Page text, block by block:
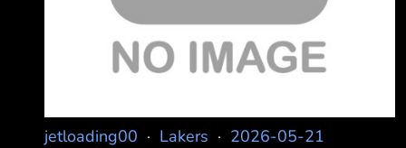
Friedman 身邊人士透露，他的最愛其實是籃球，
所以對於籃球有很多熱情可以發 揮。 -Aus
jetloading00 · Lakers · 2026-05-21